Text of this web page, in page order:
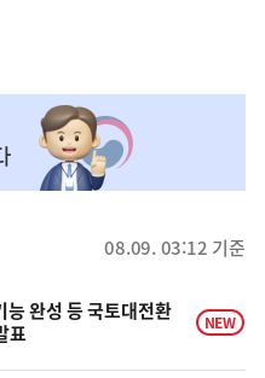
08.09. 03:12 기준
능 완성 등 국토대전환
표
NEW